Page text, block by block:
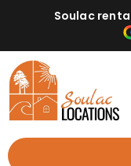
Soulac